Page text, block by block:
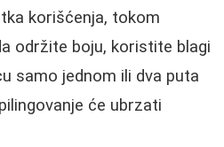
korišćenja, tokom
održite boju, koristite blagi
samo jednom ili dva puta
će ubrzati